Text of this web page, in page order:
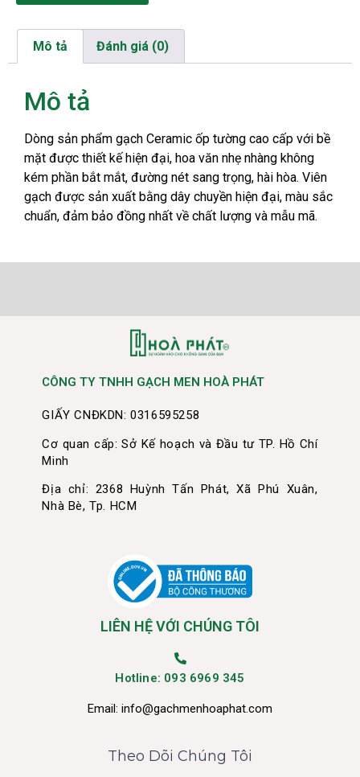
Mô tả Đánh giá (0)
Mô tả
Dòng sản phẩm gạch Ceramic ốp tường cao cấp với bề
mặt được thiết kế hiện đại, hoa văn nhẹ nhàng không
kém phần bắt mắt, đường nét sang trọng, hài hòa. Viên
gạch được sản xuất bằng dây chuyền hiện đại, màu sắc
chuẩn, đảm bảo đồng nhất về chất lượng và mẫu mã.
CÔNG TY TNHH GẠCH MEN HOÀ PHÁT
GIẤY CNĐKDN: 0316595258
Cơ quan cấp: Sở Kế hoạch và Đầu tư TP. Hồ Chí
Minh
Địa chỉ: 2368 Huỳnh Tấn Phát, Xã Phú Xuân,
Nhà Bè, Tp. HCM
LIÊN HỆ VỚI CHÚNG TÔI
Hotline: 093 6969 345
Email: info@gachmenhoaphat.com
Theo Dõi Chúng Tôi